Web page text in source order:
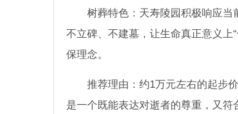
树葬特色：天寿陵园积极响应当
不立碑、不建墓，让生命真正意义上
保理念。
推荐理由：约1万元左右的起步
是一个既能表达对逝者的尊重，又